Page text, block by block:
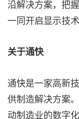
沿解决方案，把
一同开启显示技术
关于通快
通快是一家高新
供制造解决方案
动制造业的数字